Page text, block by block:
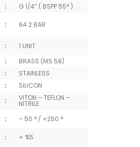
:
G 1/4” ( BSPP 55° )
: 64.2 BAR
:
1 UNIT
:
BRASS (MS 58)
:
STAINLESS
:
SILICON
: VITON – TEFLON –
NITRILE
:
– 50 ° / +250 °
:
+ %5